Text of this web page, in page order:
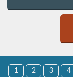
1 2 3 4